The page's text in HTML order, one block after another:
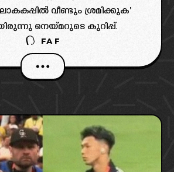
വീണ്ടും ശ്രമിക്കുക'
നെയ്മറുടെ കുറിപ്പ്.
FAF